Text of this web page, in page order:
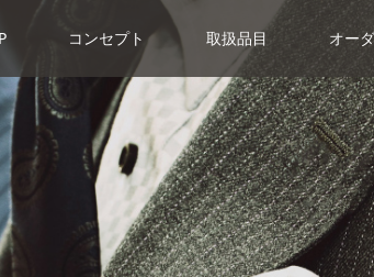
コンセプト 取扱品目 オー